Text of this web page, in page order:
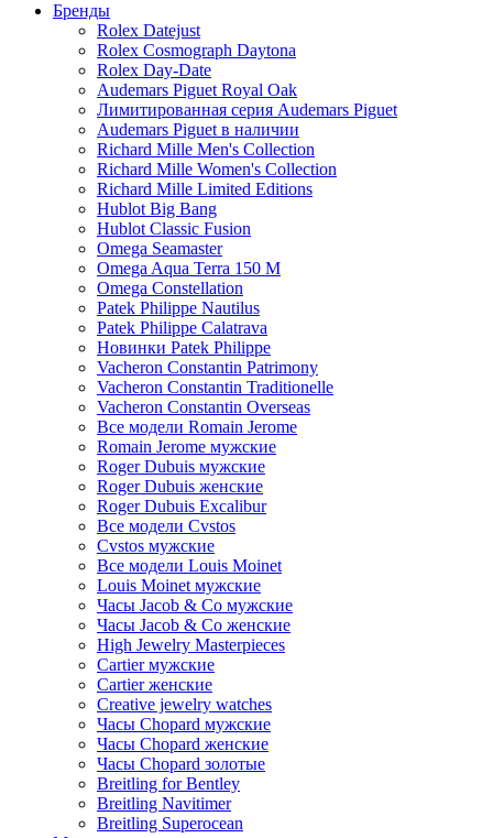
Бренды
Rolex Datejust
Rolex Cosmograph Daytona
Rolex Day-Date
Audemars Piguet Royal Oak
Лимитированная серия Audemars Piguet
Audemars Piguet в наличии
Richard Mille Men's Collection
Richard Mille Women's Collection
Richard Mille Limited Editions
Hublot Big Bang
Hublot Classic Fusion
Omega Seamaster
Omega Aqua Terra 150 M
Omega Constellation
Patek Philippe Nautilus
Patek Philippe Calatrava
Новинки Patek Philippe
Vacheron Constantin Patrimony
Vacheron Constantin Traditionelle
Vacheron Constantin Overseas
Все модели Romain Jerome
Romain Jerome мужские
Roger Dubuis мужские
Roger Dubuis женские
Roger Dubuis Excalibur
Все модели Cvstos
Cvstos мужские
Все модели Louis Moinet
Louis Moinet мужские
Часы Jacob & Co мужские
Часы Jacob & Co женские
High Jewelry Masterpieces
Cartier мужские
Cartier женские
Creative jewelry watches
Часы Chopard мужские
Часы Сhopard женские
Часы Сhopard золотые
Breitling for Bentley
Breitling Navitimer
Breitling Superocean